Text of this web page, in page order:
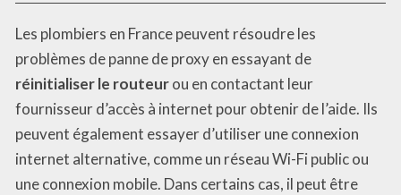
Les plombiers en France peuvent résoudre les
problèmes de panne de proxy en essayant de
réinitialiser le routeurou en contactant leur
fournisseur d’accès à internet pour obtenir de l’aide. Ils
peuvent également essayer d’utiliser une connexion
internet alternative, comme un réseau Wi-Fi public ou
une connexion mobile. Dans certains cas, il peut être